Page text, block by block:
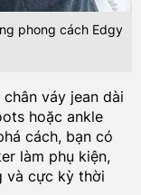
phong cách Edgy
váy jean dài
hoặc ankle
cách, bạn có
làm phụ kiện,
và cực kỳ thời